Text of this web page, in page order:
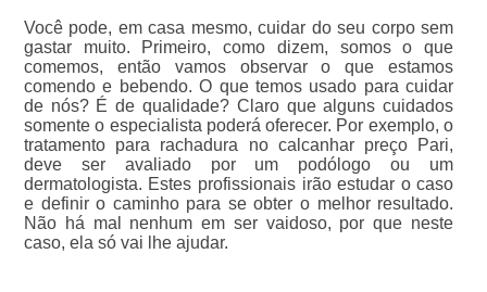
Você pode, em casa mesmo, cuidar do seu corpo sem
gastar muito. Primeiro, como dizem, somos o que
comemos, então vamos observar o que estamos
comendo e bebendo. O que temos usado para cuidar
de nós? É de qualidade? Claro que alguns cuidados
somente o especialista poderá oferecer. Por exemplo, o
tratamento para rachadura no calcanhar preço Pari,
deve ser avaliado por um podólogo ou um
dermatologista. Estes profissionais irão estudar o caso
e definir o caminho para se obter o melhor resultado.
Não há mal nenhum em ser vaidoso, por que neste
caso, ela só vai lhe ajudar.